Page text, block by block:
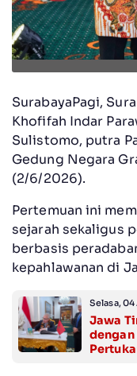
SurabayaPagi,
Khofifah Indar
Sulistomo, putra
Gedung Negara
(2/6/2026).
Pertemuan ini
sejarah sekaligus
berbasis
kepahlawanan di
Selasa, 04
Jawa